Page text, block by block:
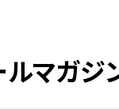
ルマガ